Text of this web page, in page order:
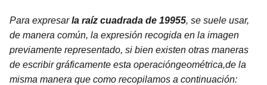
Para expresarla raíz cuadrada de 19955, se suele usar,
de manera común, la expresión recogida en la imagen
previamente representado, si bien existen otras maneras
de escribir gráficamente esta operacióngeométrica,de la
misma manera que como recopilamos a continuación: